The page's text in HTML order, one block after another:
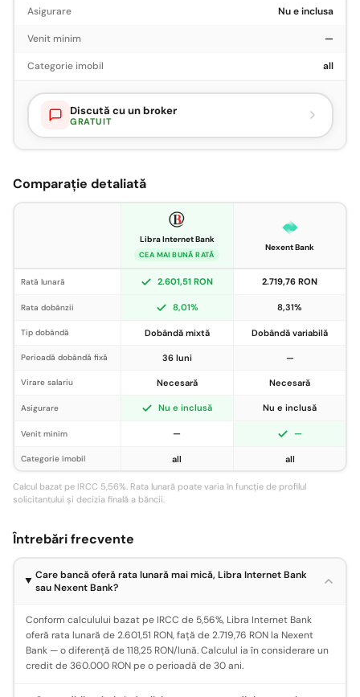
Asigurare Nu e inclusa
Venit minim —
Categorie imobil all
Discută cu un broker
GRATUIT
Comparație detaliată
Libra Internet Bank
CEA MAI BUNĂ RATĂ
Nexent Bank
Rată lunară 2.601,51 RON 2.719,76 RON
Rata dobânzii 8,01% 8,31%
Tip dobândă Dobândă mixtă Dobândă variabilă
Perioadă dobândă fixă 36 luni —
Virare salariu Necesară Necesară
Asigurare Nu e inclusă Nu e inclusă
Venit minim — —
Categorie imobil all all
Calcul bazat pe IRCC 5,56%. Rata lunară poate varia în funcție de profilul
solicitantului și decizia finală a băncii.
Întrebări frecvente
Care bancă oferă rata lunară mai mică, Libra Internet Bank
sau Nexent Bank?
Conform calculului bazat pe IRCC de 5,56%, Libra Internet Bank
oferă rata lunară de 2.601,51 RON, față de 2.719,76 RON la Nexent
Bank — o diferență de 118,25 RON/lună. Calculul ia în considerare un
credit de 360.000 RON pe o perioadă de 30 ani.